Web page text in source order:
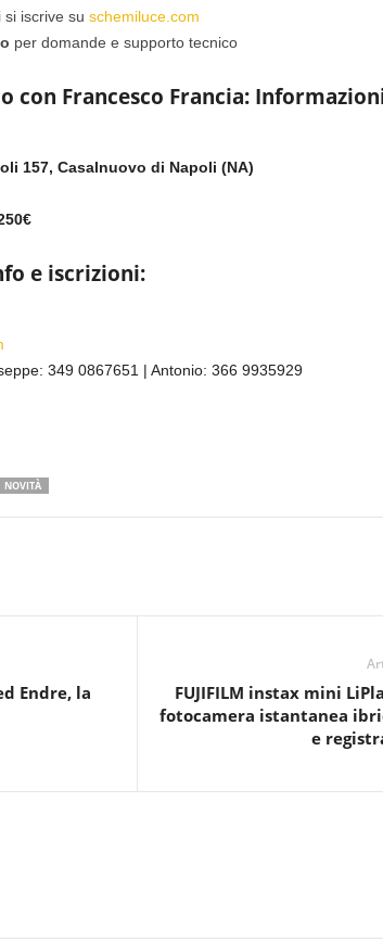
iscrive su schemiluce.com
per domande e supporto tecnico
con Francesco Francia:
157, Casalnuovo di Napoli (NA)
e iscrizioni:
349 0867651 | Antonio: 366 9935929
NOVITÀ
Endre, la
FUJIFILM instax mini
fotocamera istantanea
e